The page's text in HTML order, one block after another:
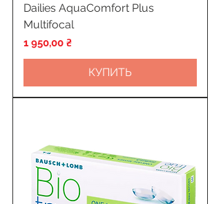
Dailies AquaСomfort Plus
Multifocal
Цена
1 950,00 ₴
КУПИТЬ